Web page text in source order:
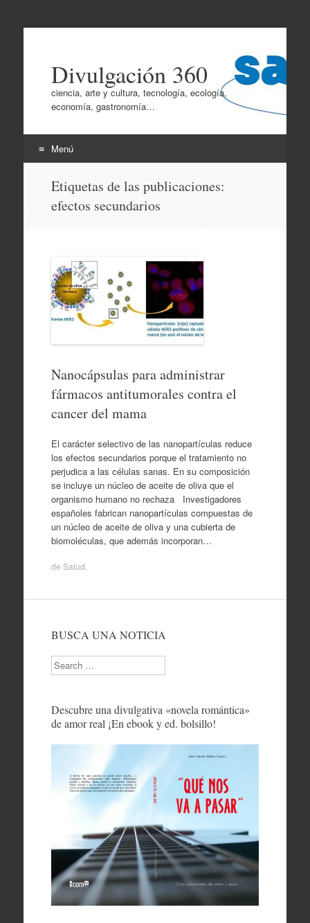
Divulgación 360
ciencia, arte y cultura, tecnología, ecología,
economía, gastronomía…
Menú
contenido
Etiquetas de las publicaciones:
efectos secundarios
Nanocápsulas para administrar
fármacos antitumorales contra el
cancer del mama
El carácter selectivo de las nanopartículas reduce
los efectos secundarios porque el tratamiento no
perjudica a las células sanas. En su composición
se incluye un núcleo de aceite de oliva que el
organismo humano no rechaza Investigadores
españoles fabrican nanopartículas compuestas de
un núcleo de aceite de oliva y una cubierta de
biomoléculas, que además incorporan…
de Salud
BUSCA UNA NOTICIA
Search
Descubre una divulgativa «novela romántica»
de amor real ¡En ebook y ed. bolsillo!